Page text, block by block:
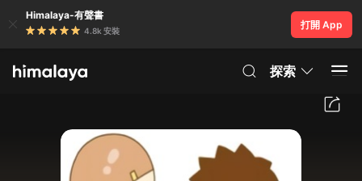
Himalaya-有聲書
4.8k 安裝
打開 App
探索